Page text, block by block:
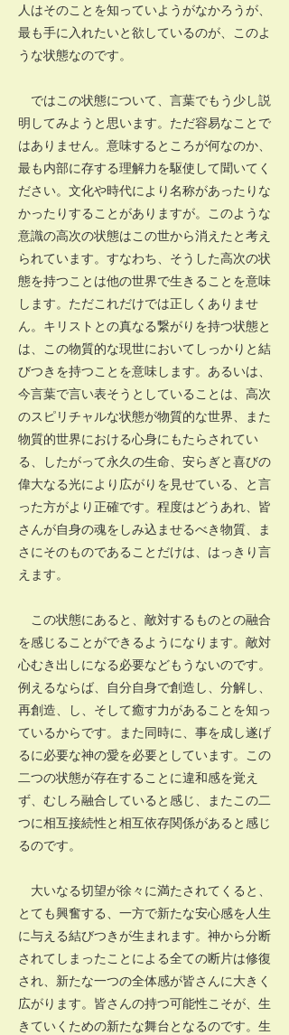
人はそのことを知っていようがなかろうが、
最も手に入れたいと欲しているのが、このよ
うな状態なのです。
ではこの状態について、言葉でもう少し説
明してみようと思います。ただ容易なことで
はありません。意味するところが何なのか、
最も内部に存する理解力を駆使して聞いてく
ださい。文化や時代により名称があったりな
かったりすることがありますが。このような
意識の高次の状態はこの世から消えたと考え
られています。すなわち、そうした高次の状
態を持つことは他の世界で生きることを意味
します。ただこれだけでは正しくありませ
ん。キリストとの真なる繋がりを持つ状態と
は、この物質的な現世においてしっかりと結
びつきを持つことを意味します。あるいは、
今言葉で言い表そうとしていることは、高次
のスピリチャルな状態が物質的な世界、また
物質的世界における心身にもたらされてい
る、したがって永久の生命、安らぎと喜びの
偉大なる光により広がりを見せている、と言
った方がより正確です。程度はどうあれ、皆
さんが自身の魂をしみ込ませるべき物質、ま
さにそのものであることだけは、はっきり言
えます。
この状態にあると、敵対するものとの融合
を感じることができるようになります。敵対
心むき出しになる必要などもうないのです。
例えるならば、自分自身で創造し、分解し、
再創造、し、そして癒す力があることを知っ
ているからです。また同時に、事を成し遂げ
るに必要な神の愛を必要としています。この
二つの状態が存在することに違和感を覚え
ず、むしろ融合していると感じ、またこの二
つに相互接続性と相互依存関係があると感じ
るのです。
大いなる切望が徐々に満たされてくると、
とても興奮する、一方で新たな安心感を人生
に与える結びつきが生まれます。神から分断
されてしまったことによる全ての断片は修復
され、新たな一つの全体感が皆さんに大きく
広がります。皆さんの持つ可能性こそが、生
きていくための新たな舞台となるのです。生